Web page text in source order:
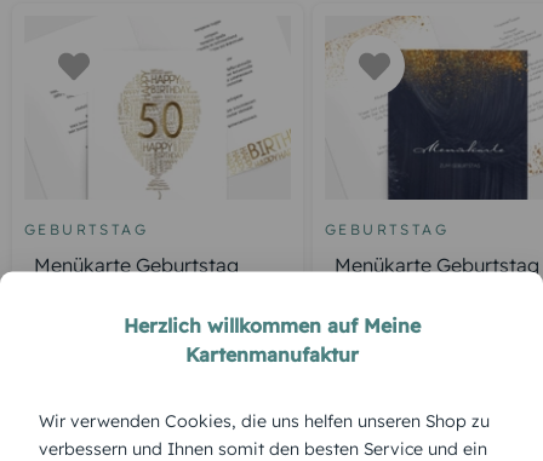
GEBURTSTAG
Menükarte Geburtstag
GEBURTSTAG
Menükarte Geburtstag
Produktbeschreibung
Herzlich willkommen auf Meine
Kartenmanufaktur
Wir verwenden Cookies, die uns helfen unseren Shop zu
verbessern und Ihnen somit den besten Service und ein